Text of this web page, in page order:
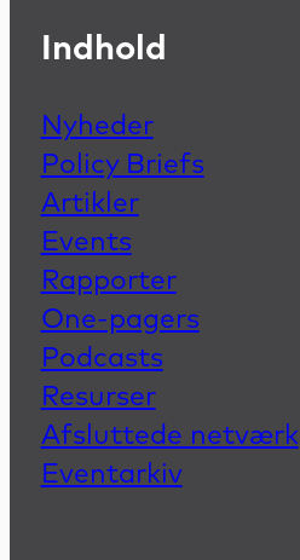
Indhold
Nyheder
Policy Briefs
Artikler
Events
Rapporter
One-pagers
Podcasts
Resurser
Afsluttede netværk
Eventarkiv